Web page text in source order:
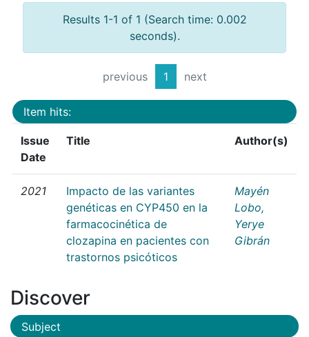
Results 1-1 of 1 (Search time: 0.002
seconds).
previous 1 next
Item hits:
Issue
Date
Title Author(s)
2021
Impacto de las variantes
genéticas en CYP450 en la
farmacocinética de
clozapina en pacientes con
trastornos psicóticos
Mayén
Lobo,
Yerye
Gibrán
Discover
Subject